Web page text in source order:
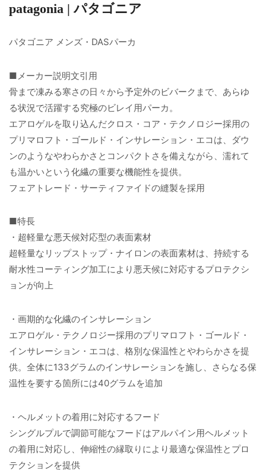
patagonia | パタゴニア
パタゴニア メンズ・DASパーカ
■メーカー説明文引用
骨まで凍みる寒さの日々から予定外のビバークまで、あらゆ
る状況で活躍する究極のビレイ用パーカ。
エアロゲルを取り込んだクロス・コア・テクノロジー採用の
プリマロフト・ゴールド・インサレーション・エコは、ダウ
ンのようなやわらかさとコンパクトさを備えながら、濡れて
も温かいという化繊の重要な機能性を提供。
フェアトレード・サーティファイドの縫製を採用
■特長
・超軽量な悪天候対応型の表面素材
超軽量なリップストップ・ナイロンの表面素材は、持続する
耐水性コーティング加工により悪天候に対応するプロテクシ
ョンが向上
・画期的な化繊のインサレーション
エアロゲル・テクノロジー採用のプリマロフト・ゴールド・
インサレーション・エコは、格別な保温性とやわらかさを提
供。全体に133グラムのインサレーションを施し、さらなる保
温性を要する箇所には40グラムを追加
・ヘルメットの着用に対応するフード
シングルプルで調節可能なフードはアルパイン用ヘルメット
の着用に対応し、伸縮性の縁取りにより最適な保温性とプロ
テクションを提供